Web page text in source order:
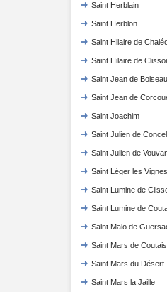
Saint Herblain
Saint Herblon
Saint Hilaire de
Saint Hilaire de
Saint Jean de Boiseau
Saint Jean de
Saint Joachim
Saint Julien de
Saint Julien de
Saint Léger les Vignes
Saint Lumine de
Saint Lumine de
Saint Malo de
Saint Mars de Coutais
Saint Mars du Désert
Saint Mars la Jaille